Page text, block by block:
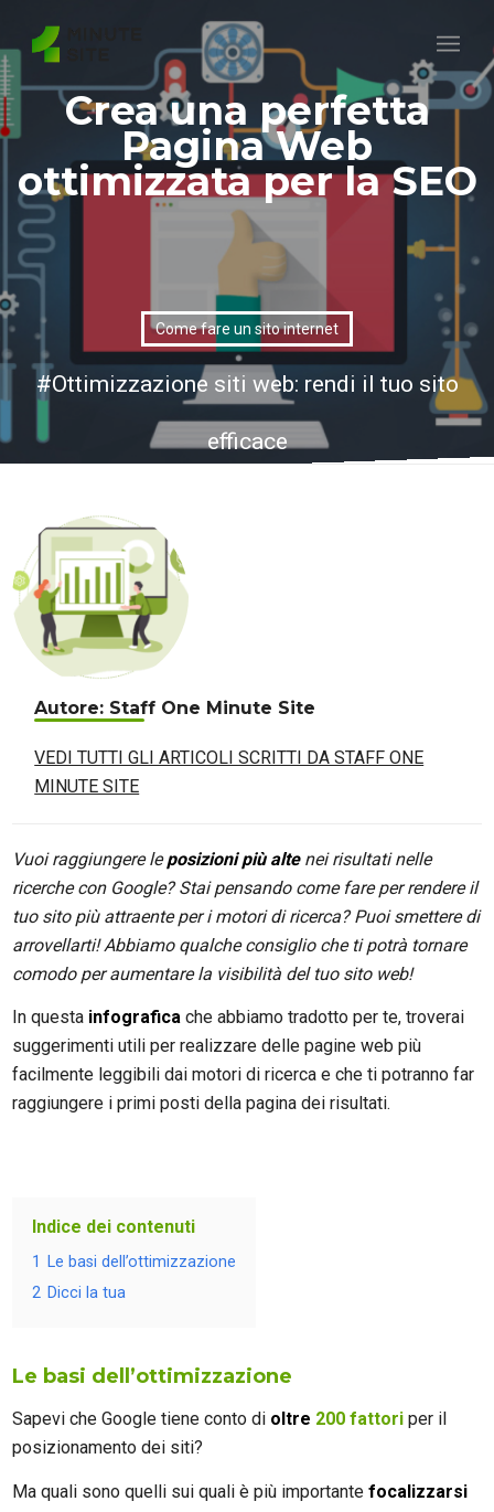
Crea una perfetta
Pagina Web
ottimizzata per la SEO
Come fare un sito internet
Ottimizzazione siti web: rendi il tuo sito
efficace
Autore: Staff One Minute Site
VEDI TUTTI GLI ARTICOLI SCRITTI DA STAFF ONE
MINUTE SITE
Vuoi raggiungere leposizioni più altenei risultati nelle
ricerche con Google? Stai pensando come fare per rendere il
tuo sito più attraente per i motori di ricerca? Puoi smettere di
arrovellarti! Abbiamo qualche consiglio che ti potrà tornare
comodo per aumentare la visibilità del tuo sito web!
In questa infografica che abbiamo tradotto per te, troverai
suggerimenti utili per realizzare delle pagine web più
facilmente leggibili dai motori di ricerca e che ti potranno far
raggiungere i primi posti della pagina dei risultati.
Indice dei contenuti
1
Le basi dell’ottimizzazione
2 Dicci la tua
Le basi dell’ottimizzazione
Sapevi che Google tiene conto di oltre 200 fattori per il
posizionamento dei siti?
Ma quali sono quelli sui quali è più importantefocalizzarsi